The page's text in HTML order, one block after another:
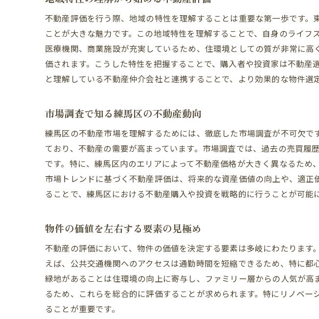
新築マンションの
リノベーション物
アクセスの良さが
地域別で見る不動
公園や緑道の存在
環境保全と不動産
自然資源を活かし
自然との共生が求
ホームオフィスの
リモートワークに
オンラインツール
不動産評価を行う際、地域の特性を理解することは重要な第一歩です
ことが大きな魅力です。この地域特性を理解することで、自身のライ
医療機関、商業施設が充実しているため、住環境としての質が非常に
価されます。こうした特性を把握することで、購入者や投資家は不動
と理解している不動産仲介会社と連携することで、より効果的な物件選
市場調査で知る練馬区の不動産動向
練馬区の不動産市場を理解するためには、徹底した市場調査が不可欠
ており、不動産の需要が高まっています。市場調査では、過去の売買
です。特に、練馬区内のエリアによって不動産価格が大きく異なるた
市場トレンドに基づく不動産評価は、将来的な資産価値の向上や、適
ることで、練馬区における不動産購入や投資を戦略的に行うことが可能
物件の価値を左右する要素の見極め
不動産の評価において、物件の価値を決定する要素は多岐にわたりま
えば、公共交通機関へのアクセスは通勤時間を短縮できるため、特に
緑地があることは住環境の向上に寄与し、ファミリー層からの人気が
るため、これらを総合的に評価することが求められます。特にリノベ
ることが重要です。